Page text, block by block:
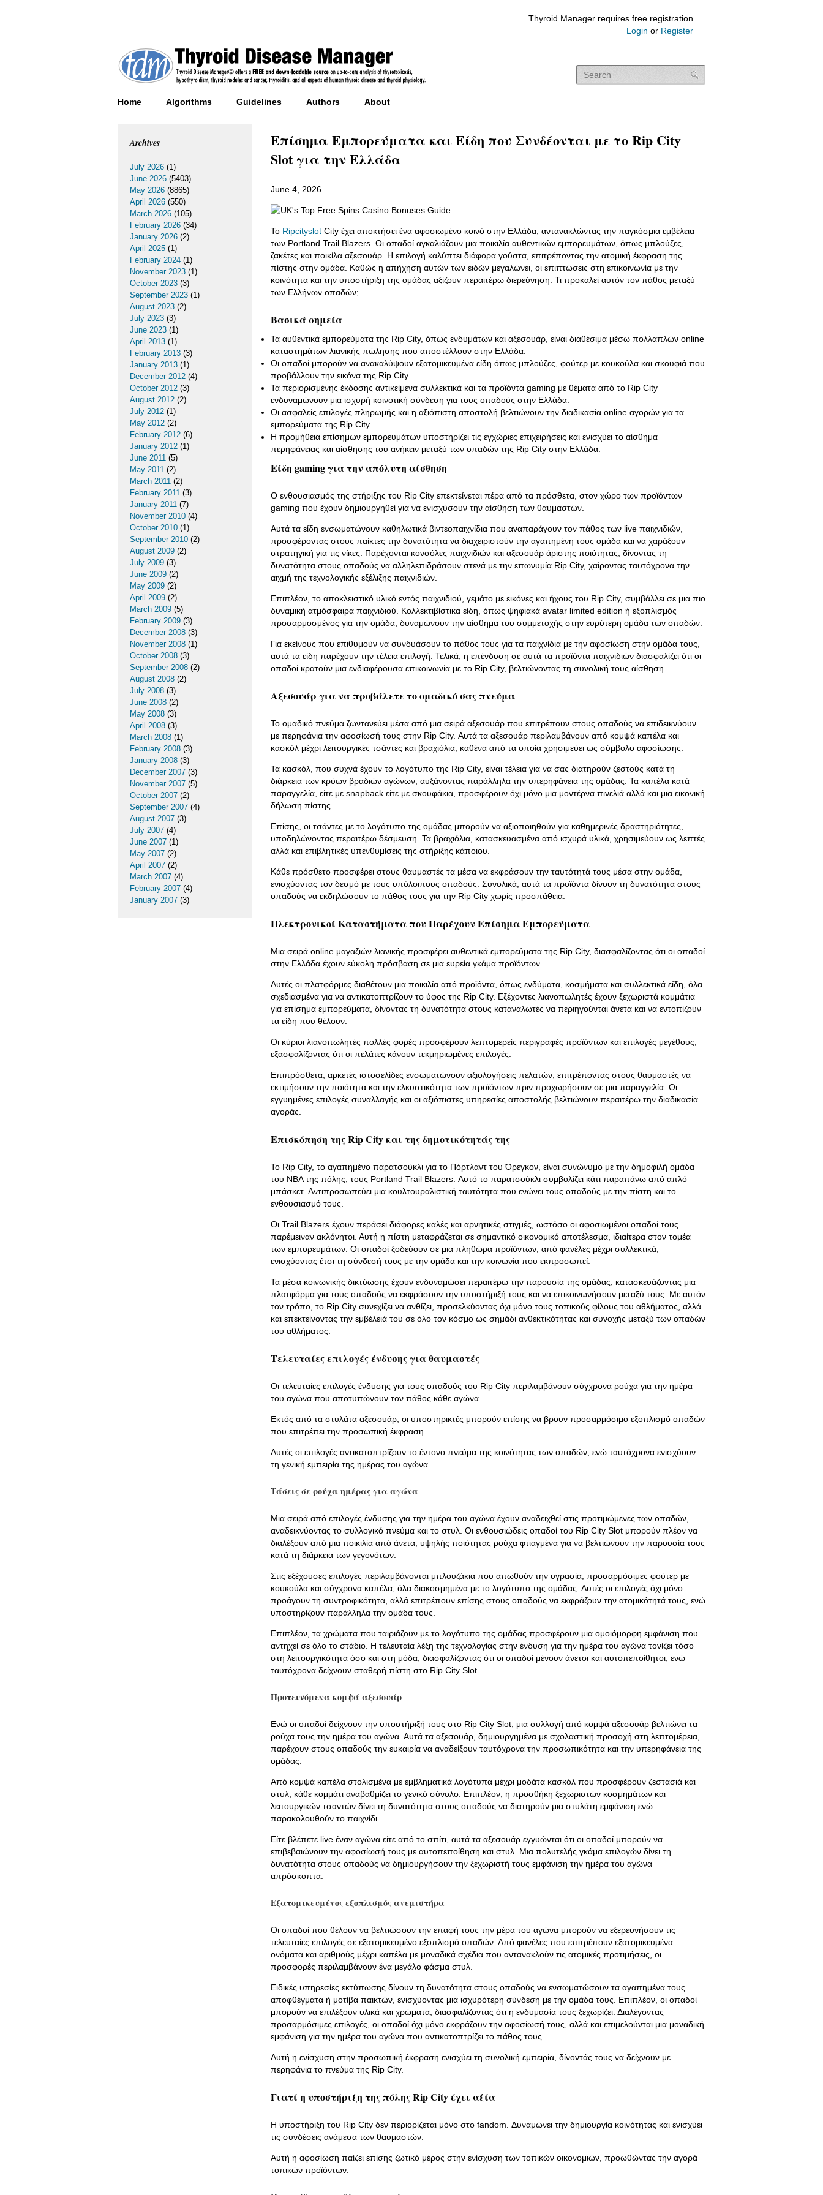
Thyroid Manager requires free registration
Login or Register
Home Algorithms Guidelines Authors About
Επίσημα Εμπορεύματα και Είδη που Συνδέονται με το Rip City
Slot για την Ελλάδα
June 4, 2026
Το Ripcityslot City έχει αποκτήσει ένα αφοσιωμένο κοινό στην Ελλάδα, αντανακλώντας την παγκόσμια εμβέλεια
των Portland Trail Blazers. Οι οπαδοί αγκαλιάζουν μια ποικιλία αυθεντικών εμπορευμάτων, όπως μπλούζες,
ζακέτες και ποικίλα αξεσουάρ. Η επιλογή καλύπτει διάφορα γούστα, επιτρέποντας την ατομική έκφραση της
πίστης στην ομάδα. Καθώς η απήχηση αυτών των ειδών μεγαλώνει, οι επιπτώσεις στη επικοινωνία με την
κοινότητα και την υποστήριξη της ομάδας αξίζουν περαιτέρω διερεύνηση. Τι προκαλεί αυτόν τον πάθος μεταξύ
των Ελλήνων οπαδών;
Βασικά σημεία
Τα αυθεντικά εμπορεύματα της Rip City, όπως ενδυμάτων και αξεσουάρ, είναι διαθέσιμα μέσω πολλαπλών online
καταστημάτων λιανικής πώλησης που αποστέλλουν στην Ελλάδα.
Οι οπαδοί μπορούν να ανακαλύψουν εξατομικευμένα είδη όπως μπλούζες, φούτερ με κουκούλα και σκουφιά που
προβάλλουν την εικόνα της Rip City.
Τα περιορισμένης έκδοσης αντικείμενα συλλεκτικά και τα προϊόντα gaming με θέματα από το Rip City
ενδυναμώνουν μια ισχυρή κοινοτική σύνδεση για τους οπαδούς στην Ελλάδα.
Οι ασφαλείς επιλογές πληρωμής και η αξιόπιστη αποστολή βελτιώνουν την διαδικασία online αγορών για τα
εμπορεύματα της Rip City.
Η προμήθεια επίσημων εμπορευμάτων υποστηρίζει τις εγχώριες επιχειρήσεις και ενισχύει το αίσθημα
περηφάνειας και αίσθησης του ανήκειν μεταξύ των οπαδών της Rip City στην Ελλάδα.
Είδη gaming για την απόλυτη αίσθηση
Ο ενθουσιασμός της στήριξης του Rip City επεκτείνεται πέρα από τα πρόσθετα, στον χώρο των προϊόντων
gaming που έχουν δημιουργηθεί για να ενισχύσουν την αίσθηση των θαυμαστών.
Αυτά τα είδη ενσωματώνουν καθηλωτικά βιντεοπαιχνίδια που αναπαράγουν τον πάθος των live παιχνιδιών,
προσφέροντας στους παίκτες την δυνατότητα να διαχειριστούν την αγαπημένη τους ομάδα και να χαράξουν
στρατηγική για τις νίκες. Παρέχονται κονσόλες παιχνιδιών και αξεσουάρ άριστης ποιότητας, δίνοντας τη
δυνατότητα στους οπαδούς να αλληλεπιδράσουν στενά με την επωνυμία Rip City, χαίροντας ταυτόχρονα την
αιχμή της τεχνολογικής εξέλιξης παιχνιδιών.
Επιπλέον, το αποκλειστικό υλικό εντός παιχνιδιού, γεμάτο με εικόνες και ήχους του Rip City, συμβάλλει σε μια πιο
δυναμική ατμόσφαιρα παιχνιδιού. Κολλεκτιβίστικα είδη, όπως ψηφιακά avatar limited edition ή εξοπλισμός
προσαρμοσμένος για την ομάδα, δυναμώνουν την αίσθημα του συμμετοχής στην ευρύτερη ομάδα των οπαδών.
Για εκείνους που επιθυμούν να συνδυάσουν το πάθος τους για τα παιχνίδια με την αφοσίωση στην ομάδα τους,
αυτά τα είδη παρέχουν την τέλεια επιλογή. Τελικά, η επένδυση σε αυτά τα προϊόντα παιχνιδιών διασφαλίζει ότι οι
οπαδοί κρατούν μια ενδιαφέρουσα επικοινωνία με το Rip City, βελτιώνοντας τη συνολική τους αίσθηση.
Αξεσουάρ για να προβάλετε το ομαδικό σας πνεύμα
Το ομαδικό πνεύμα ζωντανεύει μέσα από μια σειρά αξεσουάρ που επιτρέπουν στους οπαδούς να επιδεικνύουν
με περηφάνια την αφοσίωσή τους στην Rip City. Αυτά τα αξεσουάρ περιλαμβάνουν από κομψά καπέλα και
κασκόλ μέχρι λειτουργικές τσάντες και βραχιόλια, καθένα από τα οποία χρησιμεύει ως σύμβολο αφοσίωσης.
Τα κασκόλ, που συχνά έχουν το λογότυπο της Rip City, είναι τέλεια για να σας διατηρούν ζεστούς κατά τη
διάρκεια των κρύων βραδιών αγώνων, αυξάνοντας παράλληλα την υπερηφάνεια της ομάδας. Τα καπέλα κατά
παραγγελία, είτε με snapback είτε με σκουφάκια, προσφέρουν όχι μόνο μια μοντέρνα πινελιά αλλά και μια εικονική
δήλωση πίστης.
Επίσης, οι τσάντες με το λογότυπο της ομάδας μπορούν να αξιοποιηθούν για καθημερινές δραστηριότητες,
υποδηλώνοντας περαιτέρω δέσμευση. Τα βραχιόλια, κατασκευασμένα από ισχυρά υλικά, χρησιμεύουν ως λεπτές
αλλά και επιβλητικές υπενθυμίσεις της στήριξης κάποιου.
Κάθε πρόσθετο προσφέρει στους θαυμαστές τα μέσα να εκφράσουν την ταυτότητά τους μέσα στην ομάδα,
ενισχύοντας τον δεσμό με τους υπόλοιπους οπαδούς. Συνολικά, αυτά τα προϊόντα δίνουν τη δυνατότητα στους
οπαδούς να εκδηλώσουν το πάθος τους για την Rip City χωρίς προσπάθεια.
Ηλεκτρονικοί Καταστήματα που Παρέχουν Επίσημα Εμπορεύματα
Μια σειρά online μαγαζιών λιανικής προσφέρει αυθεντικά εμπορεύματα της Rip City, διασφαλίζοντας ότι οι οπαδοί
στην Ελλάδα έχουν εύκολη πρόσβαση σε μια ευρεία γκάμα προϊόντων.
Αυτές οι πλατφόρμες διαθέτουν μια ποικιλία από προϊόντα, όπως ενδύματα, κοσμήματα και συλλεκτικά είδη, όλα
σχεδιασμένα για να αντικατοπτρίζουν το ύφος της Rip City. Εξέχοντες λιανοπωλητές έχουν ξεχωριστά κομμάτια
για επίσημα εμπορεύματα, δίνοντας τη δυνατότητα στους καταναλωτές να περιηγούνται άνετα και να εντοπίζουν
τα είδη που θέλουν.
Οι κύριοι λιανοπωλητές πολλές φορές προσφέρουν λεπτομερείς περιγραφές προϊόντων και επιλογές μεγέθους,
εξασφαλίζοντας ότι οι πελάτες κάνουν τεκμηριωμένες επιλογές.
Επιπρόσθετα, αρκετές ιστοσελίδες ενσωματώνουν αξιολογήσεις πελατών, επιτρέποντας στους θαυμαστές να
εκτιμήσουν την ποιότητα και την ελκυστικότητα των προϊόντων πριν προχωρήσουν σε μια παραγγελία. Οι
εγγυημένες επιλογές συναλλαγής και οι αξιόπιστες υπηρεσίες αποστολής βελτιώνουν περαιτέρω την διαδικασία
αγοράς.
Επισκόπηση της Rip City και της δημοτικότητάς της
Το Rip City, το αγαπημένο παρατσούκλι για το Πόρτλαντ του Όρεγκον, είναι συνώνυμο με την δημοφιλή ομάδα
του NBA της πόλης, τους Portland Trail Blazers. Αυτό το παρατσούκλι συμβολίζει κάτι παραπάνω από απλό
μπάσκετ. Αντιπροσωπεύει μια κουλτουραλιστική ταυτότητα που ενώνει τους οπαδούς με την πίστη και το
ενθουσιασμό τους.
Οι Trail Blazers έχουν περάσει διάφορες καλές και αρνητικές στιγμές, ωστόσο οι αφοσιωμένοι οπαδοί τους
παρέμειναν ακλόνητοι. Αυτή η πίστη μεταφράζεται σε σημαντικό οικονομικό αποτέλεσμα, ιδιαίτερα στον τομέα
των εμπορευμάτων. Οι οπαδοί ξοδεύουν σε μια πληθώρα προϊόντων, από φανέλες μέχρι συλλεκτικά,
ενισχύοντας έτσι τη σύνδεσή τους με την ομάδα και την κοινωνία που εκπροσωπεί.
Τα μέσα κοινωνικής δικτύωσης έχουν ενδυναμώσει περαιτέρω την παρουσία της ομάδας, κατασκευάζοντας μια
πλατφόρμα για τους οπαδούς να εκφράσουν την υποστήριξή τους και να επικοινωνήσουν μεταξύ τους. Με αυτόν
τον τρόπο, το Rip City συνεχίζει να ανθίζει, προσελκύοντας όχι μόνο τους τοπικούς φίλους του αθλήματος, αλλά
και επεκτείνοντας την εμβέλειά του σε όλο τον κόσμο ως σημάδι ανθεκτικότητας και συνοχής μεταξύ των οπαδών
του αθλήματος.
Τελευταίες επιλογές ένδυσης για θαυμαστές
Οι τελευταίες επιλογές ένδυσης για τους οπαδούς του Rip City περιλαμβάνουν σύγχρονα ρούχα για την ημέρα
του αγώνα που αποτυπώνουν τον πάθος κάθε αγώνα.
Εκτός από τα στυλάτα αξεσουάρ, οι υποστηρικτές μπορούν επίσης να βρουν προσαρμόσιμο εξοπλισμό οπαδών
που επιτρέπει την προσωπική έκφραση.
Αυτές οι επιλογές αντικατοπτρίζουν το έντονο πνεύμα της κοινότητας των οπαδών, ενώ ταυτόχρονα ενισχύουν
τη γενική εμπειρία της ημέρας του αγώνα.
Τάσεις σε ρούχα ημέρας για αγώνα
Μια σειρά από επιλογές ένδυσης για την ημέρα του αγώνα έχουν αναδειχθεί στις προτιμώμενες των οπαδών,
αναδεικνύοντας το συλλογικό πνεύμα και το στυλ. Οι ενθουσιώδεις οπαδοί του Rip City Slot μπορούν πλέον να
διαλέξουν από μια ποικιλία από άνετα, υψηλής ποιότητας ρούχα φτιαγμένα για να βελτιώνουν την παρουσία τους
κατά τη διάρκεια των γεγονότων.
Στις εξέχουσες επιλογές περιλαμβάνονται μπλουζάκια που απωθούν την υγρασία, προσαρμόσιμες φούτερ με
κουκούλα και σύγχρονα καπέλα, όλα διακοσμημένα με το λογότυπο της ομάδας. Αυτές οι επιλογές όχι μόνο
προάγουν τη συντροφικότητα, αλλά επιτρέπουν επίσης στους οπαδούς να εκφράζουν την ατομικότητά τους, ενώ
υποστηρίζουν παράλληλα την ομάδα τους.
Επιπλέον, τα χρώματα που ταιριάζουν με το λογότυπο της ομάδας προσφέρουν μια ομοιόμορφη εμφάνιση που
αντηχεί σε όλο το στάδιο. Η τελευταία λέξη της τεχνολογίας στην ένδυση για την ημέρα του αγώνα τονίζει τόσο
στη λειτουργικότητα όσο και στη μόδα, διασφαλίζοντας ότι οι οπαδοί μένουν άνετοι και αυτοπεποίθητοι, ενώ
ταυτόχρονα δείχνουν σταθερή πίστη στο Rip City Slot.
Προτεινόμενα κομψά αξεσουάρ
Ενώ οι οπαδοί δείχνουν την υποστήριξή τους στο Rip City Slot, μια συλλογή από κομψά αξεσουάρ βελτιώνει τα
ρούχα τους την ημέρα του αγώνα. Αυτά τα αξεσουάρ, δημιουργημένα με σχολαστική προσοχή στη λεπτομέρεια,
παρέχουν στους οπαδούς την ευκαιρία να αναδείξουν ταυτόχρονα την προσωπικότητα και την υπερηφάνεια της
ομάδας.
Από κομψά καπέλα στολισμένα με εμβληματικά λογότυπα μέχρι μοδάτα κασκόλ που προσφέρουν ζεστασιά και
στυλ, κάθε κομμάτι αναβαθμίζει το γενικό σύνολο. Επιπλέον, η προσθήκη ξεχωριστών κοσμημάτων και
λειτουργικών τσαντών δίνει τη δυνατότητα στους οπαδούς να διατηρούν μια στυλάτη εμφάνιση ενώ
παρακολουθούν το παιχνίδι.
Είτε βλέπετε live έναν αγώνα είτε από το σπίτι, αυτά τα αξεσουάρ εγγυώνται ότι οι οπαδοί μπορούν να
επιβεβαιώνουν την αφοσίωσή τους με αυτοπεποίθηση και στυλ. Μια πολυτελής γκάμα επιλογών δίνει τη
δυνατότητα στους οπαδούς να δημιουργήσουν την ξεχωριστή τους εμφάνιση την ημέρα του αγώνα
απρόσκοπτα.
Εξατομικευμένος εξοπλισμός ανεμιστήρα
Οι οπαδοί που θέλουν να βελτιώσουν την επαφή τους την μέρα του αγώνα μπορούν να εξερευνήσουν τις
τελευταίες επιλογές σε εξατομικευμένο εξοπλισμό οπαδών. Από φανέλες που επιτρέπουν εξατομικευμένα
ονόματα και αριθμούς μέχρι καπέλα με μοναδικά σχέδια που αντανακλούν τις ατομικές προτιμήσεις, οι
προσφορές περιλαμβάνουν ένα μεγάλο φάσμα στυλ.
Ειδικές υπηρεσίες εκτύπωσης δίνουν τη δυνατότητα στους οπαδούς να ενσωματώσουν τα αγαπημένα τους
αποφθέγματα ή μοτίβα παικτών, ενισχύοντας μια ισχυρότερη σύνδεση με την ομάδα τους. Επιπλέον, οι οπαδοί
μπορούν να επιλέξουν υλικά και χρώματα, διασφαλίζοντας ότι η ενδυμασία τους ξεχωρίζει. Διαλέγοντας
προσαρμόσιμες επιλογές, οι οπαδοί όχι μόνο εκφράζουν την αφοσίωσή τους, αλλά και επιμελούνται μια μοναδική
εμφάνιση για την ημέρα του αγώνα που αντικατοπτρίζει το πάθος τους.
Αυτή η ενίσχυση στην προσωπική έκφραση ενισχύει τη συνολική εμπειρία, δίνοντάς τους να δείχνουν με
περηφάνια το πνεύμα της Rip City.
Γιατί η υποστήριξη της πόλης Rip City έχει αξία
Η υποστήριξη του Rip City δεν περιορίζεται μόνο στο fandom. Δυναμώνει την δημιουργία κοινότητας και ενισχύει
τις συνδέσεις ανάμεσα των θαυμαστών.
Αυτή η αφοσίωση παίζει επίσης ζωτικό μέρος στην ενίσχυση των τοπικών οικονομιών, προωθώντας την αγορά
τοπικών προϊόντων.
Archives
July 2026 (1)
June 2026 (5403)
May 2026 (8865)
April 2026 (550)
March 2026 (105)
February 2026 (34)
January 2026 (2)
April 2025 (1)
February 2024 (1)
November 2023 (1)
October 2023 (3)
September 2023 (1)
August 2023 (2)
July 2023 (3)
June 2023 (1)
April 2013 (1)
February 2013 (3)
January 2013 (1)
December 2012 (4)
October 2012 (3)
August 2012 (2)
July 2012 (1)
May 2012 (2)
February 2012 (6)
January 2012 (1)
June 2011 (5)
May 2011 (2)
March 2011 (2)
February 2011 (3)
January 2011 (7)
November 2010 (4)
October 2010 (1)
September 2010 (2)
August 2009 (2)
July 2009 (3)
June 2009 (2)
May 2009 (2)
April 2009 (2)
March 2009 (5)
February 2009 (3)
December 2008 (3)
November 2008 (1)
October 2008 (3)
September 2008 (2)
August 2008 (2)
July 2008 (3)
June 2008 (2)
May 2008 (3)
April 2008 (3)
March 2008 (1)
February 2008 (3)
January 2008 (3)
December 2007 (3)
November 2007 (5)
October 2007 (2)
September 2007 (4)
August 2007 (3)
July 2007 (4)
June 2007 (1)
May 2007 (2)
April 2007 (2)
March 2007 (4)
February 2007 (4)
January 2007 (3)